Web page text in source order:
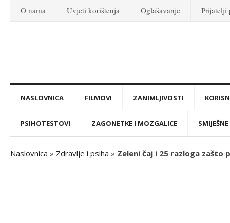
O nama Uvjeti korištenja Oglašavanje Prijatelji
NASLOVNICA FILMOVI ZANIMLJIVOSTI
PSIHOTESTOVI ZAGONETKE I MOZGALICE
Naslovnica » Zdravlje i psiha » Zeleni čaj i 25 razloga zašto